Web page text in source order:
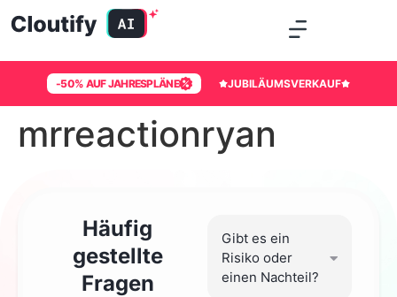
-50% AUF JAHRESPLÄNE JUBILÄUMSVERKAUF
mrreactionryan
Häufig
gestellte
Fragen
Gibt es ein
Risiko oder
einen Nachteil?